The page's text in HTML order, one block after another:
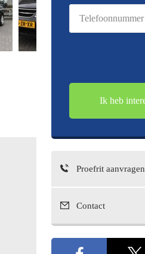
Vermogen
Cilinderinhoud
Proefrit aanvragen
Contact